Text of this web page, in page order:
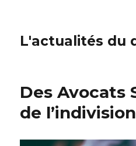
L'actualités du
Des Avocats
de l’indivision